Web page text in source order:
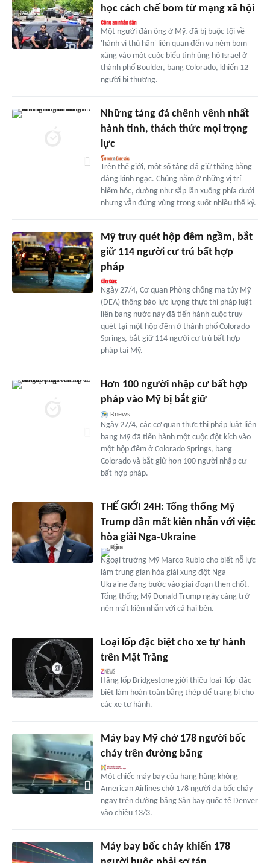
học cách chế bom từ mạng xã hội
Một người đàn ông ở Mỹ, đã bị buộc tội về
'hành vi thù hận' liên quan đến vụ ném bom
xăng vào một cuộc biểu tình ủng hộ Israel ở
thành phố Boulder, bang Colorado, khiến 12
người bị thương.
Những tảng đá chênh vênh nhất
hành tinh, thách thức mọi trọng
lực
Trên thế giới, một số tảng đá giữ thăng bằng
đáng kinh ngạc. Chúng nằm ở những vị trí
hiểm hóc, dường như sắp lăn xuống phía dưới
nhưng vẫn đứng vững trong suốt nhiều thế kỷ.
Mỹ truy quét hộp đêm ngầm, bắt
giữ 114 người cư trú bất hợp
pháp
Ngày 27/4, Cơ quan Phòng chống ma túy Mỹ
(DEA) thông báo lực lượng thực thi pháp luật
liên bang nước này đã tiến hành cuộc truy
quét tại một hộp đêm ở thành phố Colorado
Springs, bắt giữ 114 người cư trú bất hợp
pháp tại Mỹ.
Hơn 100 người nhập cư bất hợp
pháp vào Mỹ bị bắt giữ
Bnews
Ngày 27/4, các cơ quan thực thi pháp luật liên
bang Mỹ đã tiến hành một cuộc đột kích vào
một hộp đêm ở Colorado Springs, bang
Colorado và bắt giữ hơn 100 người nhập cư
bất hợp pháp.
THẾ GIỚI 24H: Tổng thống Mỹ
Trump dần mất kiên nhẫn với việc
hòa giải Nga-Ukraine
Ngoại trưởng Mỹ Marco Rubio cho biết nỗ lực
làm trung gian hòa giải xung đột Nga –
Ukraine đang bước vào giai đoạn then chốt.
Tổng thống Mỹ Donald Trump ngày càng trở
nên mất kiên nhẫn với cả hai bên.
Loại lốp đặc biệt cho xe tự hành
trên Mặt Trăng
Hãng lốp Bridgestone giới thiệu loại 'lốp' đặc
biệt làm hoàn toàn bằng thép để trang bị cho
các xe tự hành.
Máy bay Mỹ chở 178 người bốc
cháy trên đường băng
Một chiếc máy bay của hãng hàng không
American Airlines chở 178 người đã bốc cháy
ngay trên đường băng Sân bay quốc tế Denver
vào chiều 13/3.
Máy bay bốc cháy khiến 178